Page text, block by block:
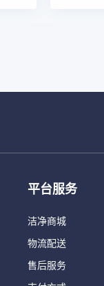
平台服务
洁净商城
物流配送
售后服务